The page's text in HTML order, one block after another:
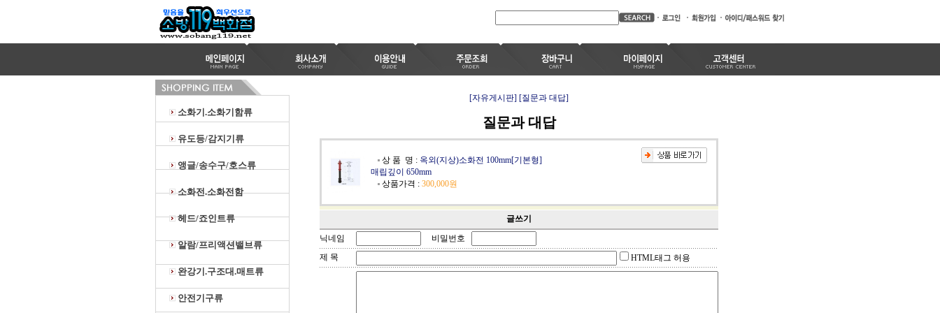
소화기.소화기함류
유도등/감지기류
앵글/송수구/호스류
소화전.소화전함
헤드/죠인트류
알람/프리액션밸브류
완강기.구조대.매트류
안전기구류
[자유게시판] [질문과 대답]
질문과 대답
상 품 명 : 옥외(지상)소화전 100mm[기본형]
매립깊이 650mm
상품가격 : 300,000원
글쓰기
닉네임
비밀번호
제 목
HTML태그 허용